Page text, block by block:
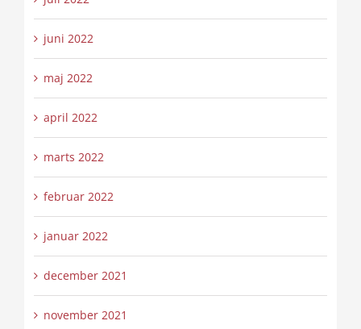
juni 2022
maj 2022
april 2022
marts 2022
februar 2022
januar 2022
december 2021
november 2021